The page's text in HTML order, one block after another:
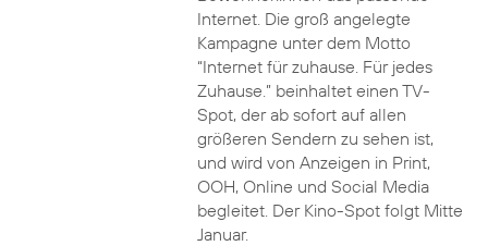
Internet. Die groß angelegte
Kampagne unter dem Motto
“Internet für zuhause. Für jedes
Zuhause.” beinhaltet einen TV-
Spot, der ab sofort auf allen
größeren Sendern zu sehen ist,
und wird von Anzeigen in Print,
OOH, Online und Social Media
begleitet. Der Kino-Spot folgt Mitte
Januar.